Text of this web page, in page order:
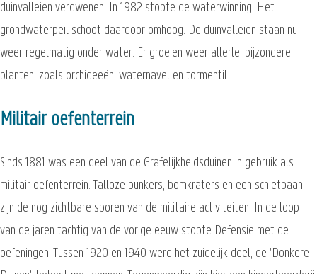
duinvalleien verdwenen. In 1982 stopte de waterwinning. Het
grondwaterpeil schoot daardoor omhoog. De duinvalleien staan nu
weer regelmatig onder water. Er groeien weer allerlei bijzondere
planten, zoals orchideeën, waternavel en tormentil.
Militair oefenterrein
Sinds 1881 was een deel van de Grafelijkheidsduinen in gebruik als
militair oefenterrein. Talloze bunkers, bomkraters en een schietbaan
zijn de nog zichtbare sporen van de militaire activiteiten. In de loop
van de jaren tachtig van de vorige eeuw stopte Defensie met de
oefeningen. Tussen 1920 en 1940 werd het zuidelijk deel, de 'Donkere